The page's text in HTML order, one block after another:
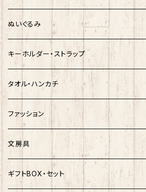
シナモロール
クロミ
ハンギョドン
ぐでたま
ポムポムプリン
ポチャッコ
ばつ丸
モケケ
ゆきお
ホヤぼーや
ご当地ベア
スヌーピー
赤べこ・ガラガラべこ
新幹線×ご当地ベア
サンリオ×ネコムネandシバ
楽天ゴールデンイーグルス×ネコムネandシバ
楽天ゴールデンイーグルス×おえかきさん
楽天ゴールデンイーグルス×ご当地ベア
ネコムネandシバ×鳥獣戯画
ゆきお
モケケ
ご当地ベア
秋田犬
しばっころ
わさお
ぬいぐるみ
ホヤぼーや
その他
ご当地ベア
秋田犬
しばっころ
キーホルダー・ストラップ
ポプテピピック
ホヤぼーや
スヌーピー
秋田犬
タオル・ハンカチ
ホヤぼーや
秋田犬
キティ
ファッション
Tシャツ
ネクタイ
文房具
ボールペン
ギフトBOX・セット